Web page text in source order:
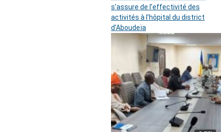
s’assure de l’effectivité des
activités à l’hôpital du district
d’Aboudeïa